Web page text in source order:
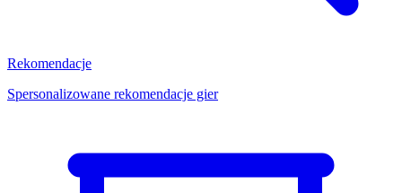
Rekomendacje
Spersonalizowane rekomendacje gier